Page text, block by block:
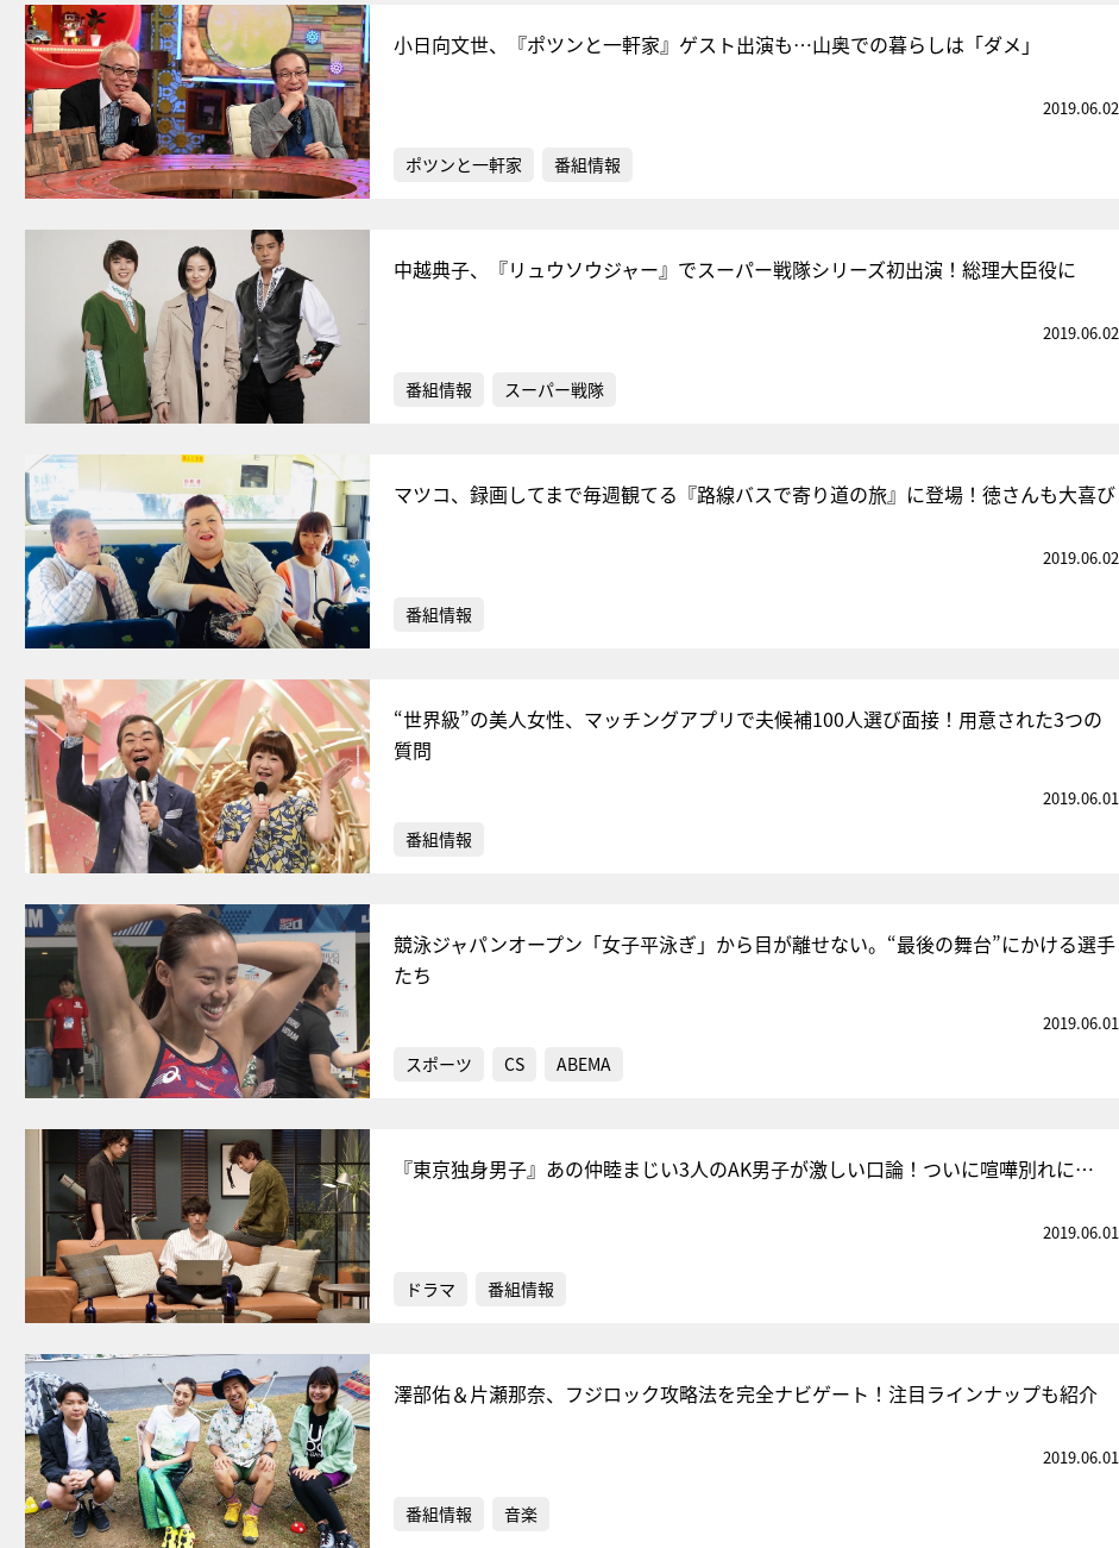
小日向文世、『ポツンと一軒家』ゲスト出演も…山奥での暮らしは「ダメ」
2019.06.02
ポツンと一軒家 番組情報
中越典子、『リュウソウジャー』でスーパー戦隊シリーズ初出演！総理大臣役に
2019.06.02
番組情報 スーパー戦隊
マツコ、録画してまで毎週観てる『路線バスで寄り道の旅』に登場！徳さんも大喜び
2019.06.02
番組情報
“世界級”の美人女性、マッチングアプリで夫候補100人選び面接！用意された3つの
質問
2019.06.01
番組情報
競泳ジャパンオープン「女子平泳ぎ」から目が離せない。“最後の舞台”にかける選手
たち
2019.06.01
スポーツ CS ABEMA
『東京独身男子』あの仲睦まじい3人のAK男子が激しい口論！ついに喧嘩別れに…
2019.06.01
ドラマ 番組情報
澤部佑＆片瀬那奈、フジロック攻略法を完全ナビゲート！注目ラインナップも紹介
2019.06.01
番組情報 音楽